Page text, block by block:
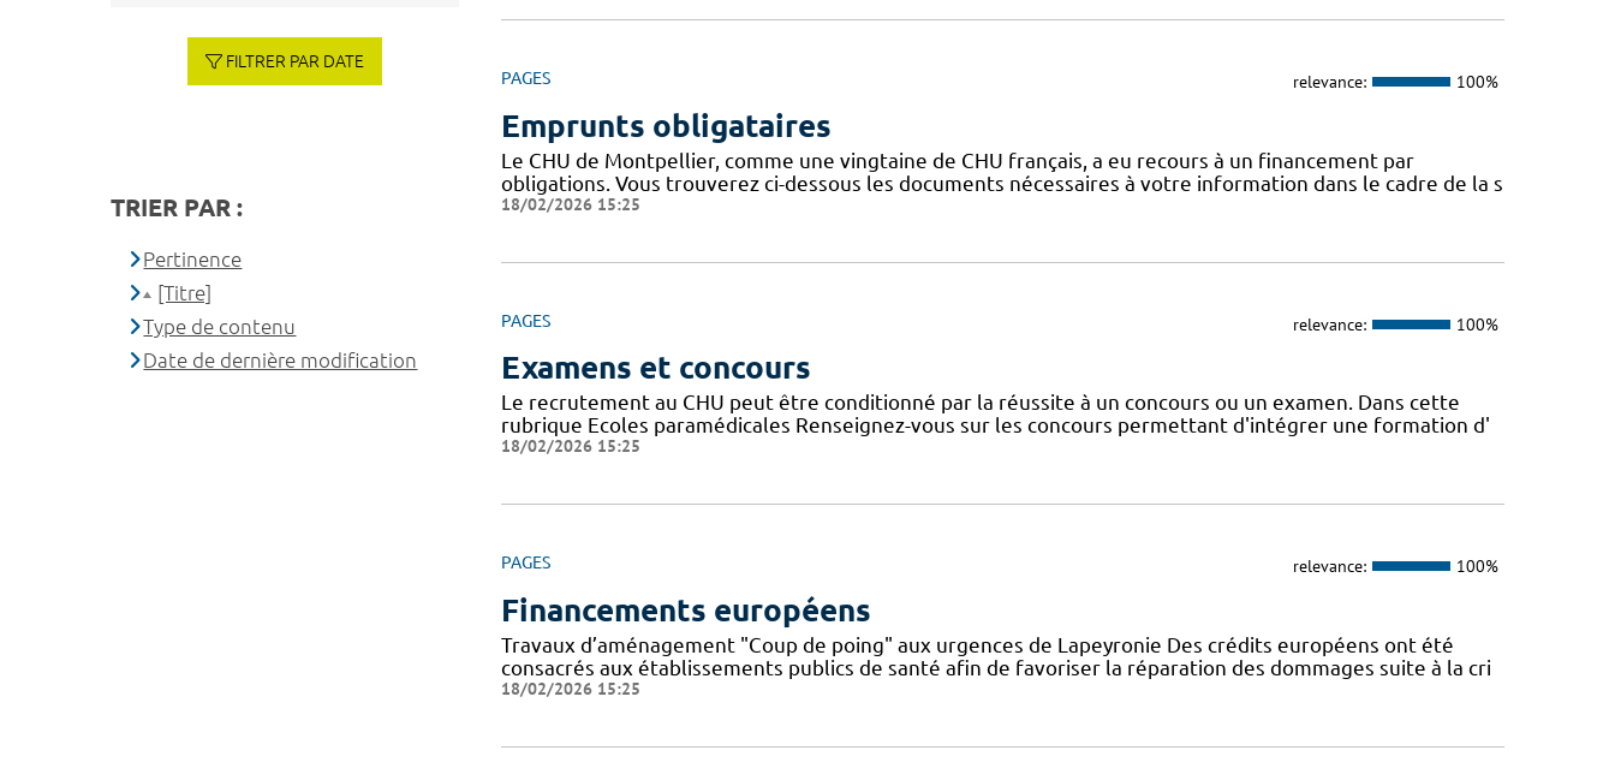
PAGES relevance: 100%
Emprunts obligataires
Le CHU de Montpellier, comme une vingtaine de CHU français, a eu recours à un financement par
obligations. Vous trouverez ci-dessous les documents nécessaires à votre information dans le cadre de la s
18/02/2026 15:25
PAGES relevance: 100%
Examens et concours
Le recrutement au CHU peut être conditionné par la réussite à un concours ou un examen. Dans cette
rubrique Ecoles paramédicales Renseignez-vous sur les concours permettant d'intégrer une formation d'
18/02/2026 15:25
PAGES relevance: 100%
Financements européens
Travaux d’aménagement "Coup de poing" aux urgences de Lapeyronie Des crédits européens ont été
consacrés aux établissements publics de santé afin de favoriser la réparation des dommages suite à la cri
18/02/2026 15:25
FILTRER PAR DATE
TRIER PAR :
Pertinence
[Titre]
Type de contenu
Date de dernière modification